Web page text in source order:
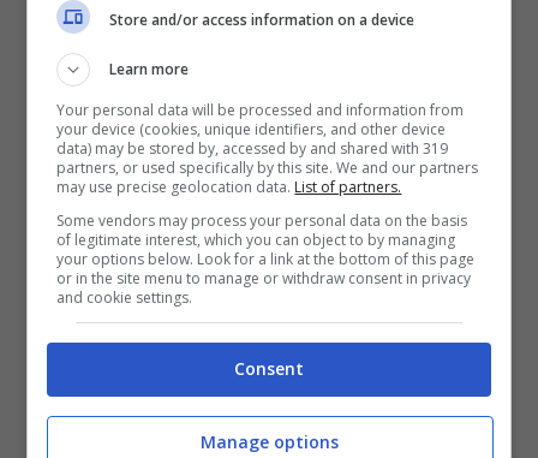
all’interno degli uffici della caserma dei
Carabinieri di Arce quindi effettuando un
percorso interno. Nella sua deposizione di
venerdì’ ha affermato il contrario. Non è
tardato ad affiorare il risentimento del
presidente Capurso che ha anticipat o la
volontà di mandare una copia della
deposizione di Colantonio in Procura per
valutare l’ipotesi della falsa testimonianza.
Alla festa del 40° compleanno della donna
partecipò anche la sorella dell’attuale vice
Store and/or access information on a device
Learn more
Your personal data will be processed and information from
your device (cookies, unique identifiers, and other device
data) may be stored by, accessed by and shared with 319
partners, or used specifically by this site. We and our partners
may use precise geolocation data. List of partners.
Some vendors may process your personal data on the basis
of legitimate interest, which you can object to by managing
your options below. Look for a link at the bottom of this page
or in the site menu to manage or withdraw consent in privacy
and cookie settings.
Consent
Manage options